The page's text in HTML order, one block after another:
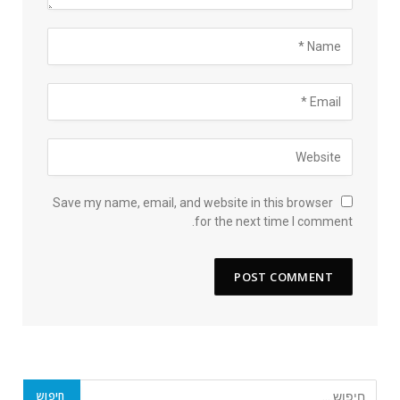
Save my name, email, and website in this browser
for the next time I comment.